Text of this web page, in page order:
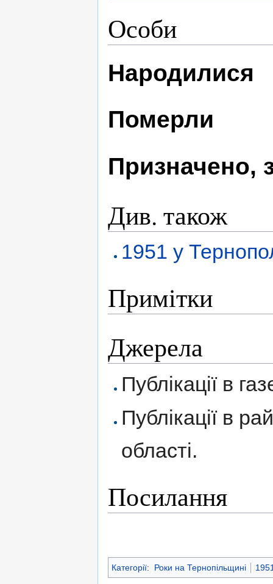
Особи
Народилися
Померли
Призначено,
Див. також
1951 у
Примітки
Джерела
Публікації в
Публікації в
області.
Посилання
Категорії: Роки на Тернопільщині